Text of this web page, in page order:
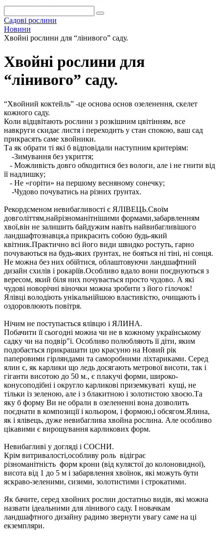
Садові рослини
Новини
Хвойні рослини для “лінивого” саду.
Хвойні рослини для
“лінивого” саду.
“Хвойний коктейль” -це основа основ озеленення, скелет
кожного саду.
Коли відцвітають рослини з розкішним цвітінням, все
навкруги скидає листя і переходить у стан спокою, ваш сад
прикрасять саме хвойники.
Та як обрати ті які б відповідали наступним критеріям:
-Зимування без укриття;
- Можливість довго обходитися без вологи, але і не гнити від
її надлишку;
- Не «горіти» на першому весняному сонечку;
-Чудово почуватись на різних ґрунтах.
Рекордсменом невибагливості є ЯЛІВЕЦЬ.Своїм
довголіттям,найрізноманітнішими формами,забарвленням
хвої,він не залишить байдужим навіть найвибагливішого
ландшафтознавця,а прикрасить собою будь-який
квітник.Практично всі його види швидко ростуть, гарно
почуваються на будь-яких ґрунтах, не бояться ні тіні, ні сонця.
Не можна без них обійтися, облаштовуючи ландшафтний
дизайн схилів і рокаріїв.Особливо вдало вони поєднуються з
вересом, який біля них почувається просто чудово. А які
чудові новорічні віночки можна зробити з його гілочок!
Ялівці володіють унікальнійшою властивістю, очищають і
оздоровлюють повітря.
Нічим не поступається ялівцю і ЯЛИНА.
Побачити її сьогодні можна чи не в кожному українському
садку чи на подвір"ї. Особливо полюбляють її діти, яким
подобається прикрашати цю красуню на Новий рік
паперовими гірляндами та саморобними ліхтариками. Серед
ялин є, як карлики що ледь досягають метрової висоти, так і
гіганти висотою до 50 м., є плакучі форми, широко-
конусоподібні і округло карликові приземкуваті кущі, не
тільки із зеленою, але і з блакитною і золотистою хвоєю.Та
яку б форму Ви не обрали в озелененні вона дозволить
поєднати в композиції і кольором, і формою,і обсягом.Ялина,
як і ялівець, дуже невибаглива хвойна рослина. Але особливо
цікавими є вирощування карликових форм.
Невибагливі у догляді і СОСНИ.
Крім витривалості,особливу роль відіграє
різноманітність форм крони (від кулястої до колоновидної),
висота від 1 до 5 м і забарвлення хвоїнок, які можуть бути
яскраво-зеленими, сизими, золотистими і строкатими.
Як бачите, серед хвойних рослин достатньо видів, які можна
назвати ідеальними для лінивого саду. І новачкам
ландшафтного дизайну радимо звернути увагу саме на ці
екземпляри.